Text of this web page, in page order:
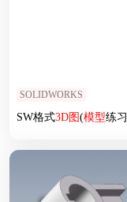
SOLIDWORKS
SW格式3D图(模型练习题)-063